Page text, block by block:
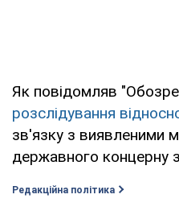
Як повідомляв
розслідування
зв'язку з виявленими
державного концерну
Редакційна політика